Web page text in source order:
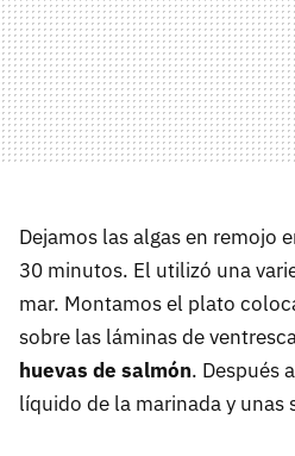
Dejamos las algas en remojo
30 minutos. El utilizó una
mar. Montamos el plato
sobre las láminas de
huevas de salmón. Después
líquido de la marinada y unas